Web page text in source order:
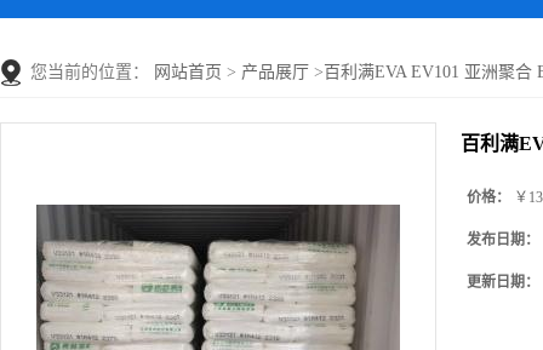
您当前的位置： 网站首页 > 产品展厅 > 百利满EVA EV101 亚洲聚合
百利满
价格： ￥
发布日期：
更新日期：